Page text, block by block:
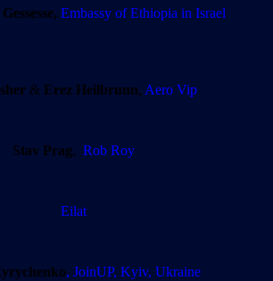
Embassy of Ethiopia in Israel
& Erez Heilbrunn, Aero Vip
Stav Prag, Rob Roy
Eilat
, JoinUP, Kyiv, Ukraine